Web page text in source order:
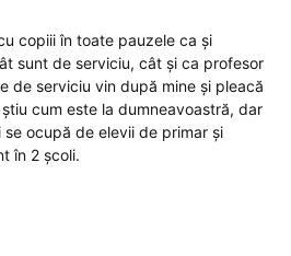
copiii în toate pauzele ca și
sunt de serviciu, cât și ca profesor
de serviciu vin după mine și pleacă
cum este la dumneavoastră, dar
se ocupă de elevii de primar și
în 2 școli.